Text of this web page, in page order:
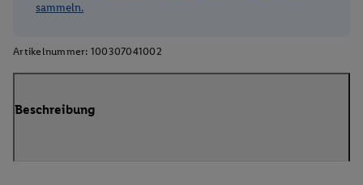
sammeln.
Artikelnummer: 100307041002
Beschreibung